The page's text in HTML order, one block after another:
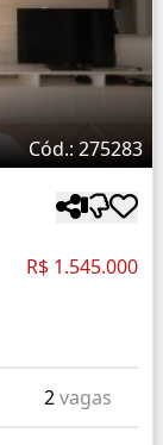
Cód.: 275283
R$ 1.545.000
2vagas